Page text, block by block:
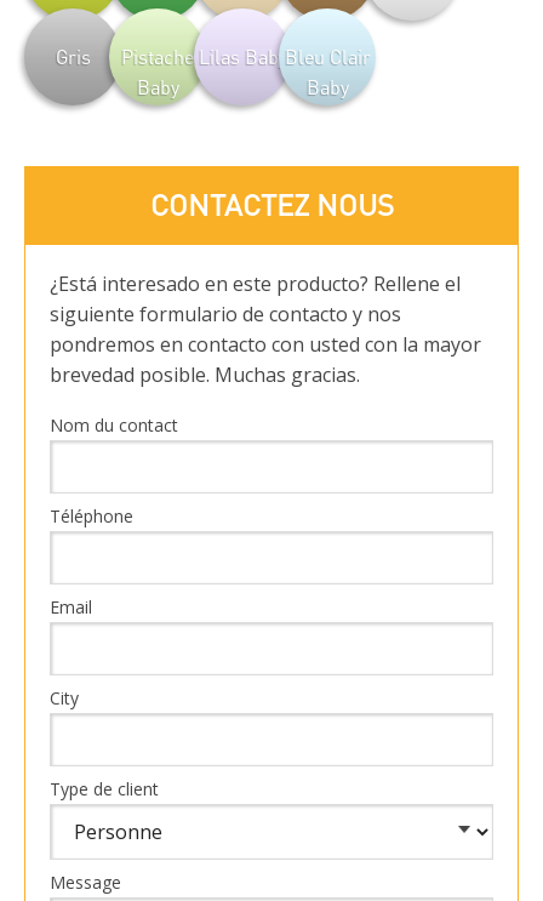
Gris
Pistache
Baby
Lilas BabyBleu Clair
Baby
CONTACTEZ NOUS
¿Está interesado en este producto? Rellene el
siguiente formulario de contacto y nos
pondremos en contacto con usted con la mayor
brevedad posible. Muchas gracias.
Nom du contact
Téléphone
Email
City
Type de client
Message